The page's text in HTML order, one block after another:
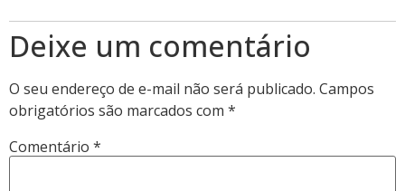
Deixe um comentário
O seu endereço de e-mail não será publicado. Campos
obrigatórios são marcados com *
Comentário *